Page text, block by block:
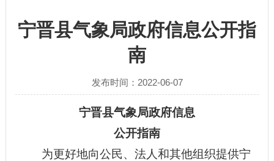
宁晋县气象局政府信息公开指
南
发布时间：2022-06-07
宁晋县气象局政府信息
公开指南
为更好地向公民、法人和其他组织提供宁